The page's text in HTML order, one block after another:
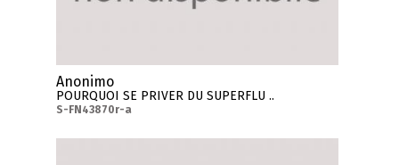
Anonimo
POURQUOI SE PRIVER DU SUPERFLU ..
S-FN43870r-a